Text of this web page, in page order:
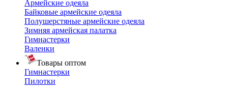
Армейские одеяла
Байковые армейские одеяла
Полушерстяные армейские одеяла
Зимняя армейская палатка
Гимнастерки
Валенки
Товары оптом
Гимнастерки
Пилотки